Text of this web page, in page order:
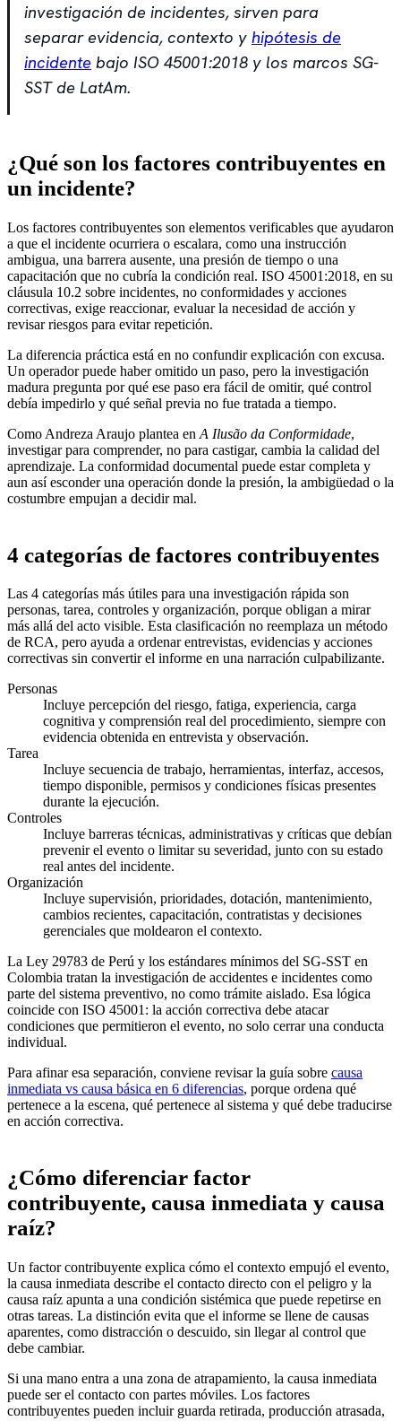
investigación de incidentes, sirven para
separar evidencia, contexto y hipótesis de
incidente bajo ISO 45001:2018 y los marcos SG-
SST de LatAm.
¿Qué son los factores contribuyentes en
un incidente?
Los factores contribuyentes son elementos verificables que ayudaron
a que el incidente ocurriera o escalara, como una instrucción
ambigua, una barrera ausente, una presión de tiempo o una
capacitación que no cubría la condición real. ISO 45001:2018, en su
cláusula 10.2 sobre incidentes, no conformidades y acciones
correctivas, exige reaccionar, evaluar la necesidad de acción y
revisar riesgos para evitar repetición.
La diferencia práctica está en no confundir explicación con excusa.
Un operador puede haber omitido un paso, pero la investigación
madura pregunta por qué ese paso era fácil de omitir, qué control
debía impedirlo y qué señal previa no fue tratada a tiempo.
Como Andreza Araujo plantea en A Ilusão da Conformidade,
investigar para comprender, no para castigar, cambia la calidad del
aprendizaje. La conformidad documental puede estar completa y
aun así esconder una operación donde la presión, la ambigüedad o la
costumbre empujan a decidir mal.
4 categorías de factores contribuyentes
Las 4 categorías más útiles para una investigación rápida son
personas, tarea, controles y organización, porque obligan a mirar
más allá del acto visible. Esta clasificación no reemplaza un método
de RCA, pero ayuda a ordenar entrevistas, evidencias y acciones
correctivas sin convertir el informe en una narración culpabilizante.
Personas
Incluye percepción del riesgo, fatiga, experiencia, carga
cognitiva y comprensión real del procedimiento, siempre con
evidencia obtenida en entrevista y observación.
Tarea
Incluye secuencia de trabajo, herramientas, interfaz, accesos,
tiempo disponible, permisos y condiciones físicas presentes
durante la ejecución.
Controles
Incluye barreras técnicas, administrativas y críticas que debían
prevenir el evento o limitar su severidad, junto con su estado
real antes del incidente.
Organización
Incluye supervisión, prioridades, dotación, mantenimiento,
cambios recientes, capacitación, contratistas y decisiones
gerenciales que moldearon el contexto.
La Ley 29783 de Perú y los estándares mínimos del SG-SST en
Colombia tratan la investigación de accidentes e incidentes como
parte del sistema preventivo, no como trámite aislado. Esa lógica
coincide con ISO 45001: la acción correctiva debe atacar
condiciones que permitieron el evento, no solo cerrar una conducta
individual.
Para afinar esa separación, conviene revisar la guía sobre causa
inmediata vs causa básica en 6 diferencias, porque ordena qué
pertenece a la escena, qué pertenece al sistema y qué debe traducirse
en acción correctiva.
¿Cómo diferenciar factor
contribuyente, causa inmediata y causa
raíz?
Un factor contribuyente explica cómo el contexto empujó el evento,
la causa inmediata describe el contacto directo con el peligro y la
causa raíz apunta a una condición sistémica que puede repetirse en
otras tareas. La distinción evita que el informe se llene de causas
aparentes, como distracción o descuido, sin llegar al control que
debe cambiar.
Si una mano entra a una zona de atrapamiento, la causa inmediata
puede ser el contacto con partes móviles. Los factores
contribuyentes pueden incluir guarda retirada, producción atrasada,